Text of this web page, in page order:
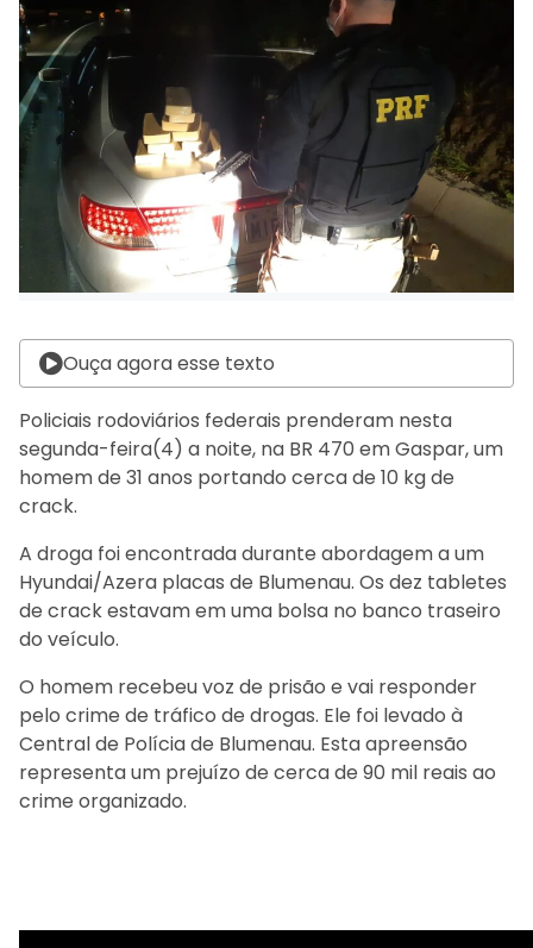
Ouça agora esse texto
Policiais rodoviários federais prenderam nesta
segunda-feira(4) a noite, na BR 470 em Gaspar, um
homem de 31 anos portando cerca de 10 kg de
crack.
A droga foi encontrada durante abordagem a um
Hyundai/Azera placas de Blumenau. Os dez tabletes
de crack estavam em uma bolsa no banco traseiro
do veículo.
O homem recebeu voz de prisão e vai responder
pelo crime de tráfico de drogas. Ele foi levado à
Central de Polícia de Blumenau. Esta apreensão
representa um prejuízo de cerca de 90 mil reais ao
crime organizado.